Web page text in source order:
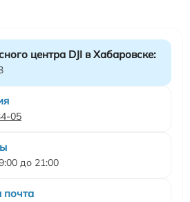
центра DJI в Хабаровске:
05
до 21:00
почта